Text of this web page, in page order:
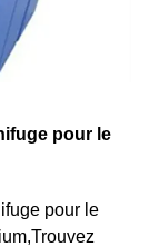
pour le
pour le